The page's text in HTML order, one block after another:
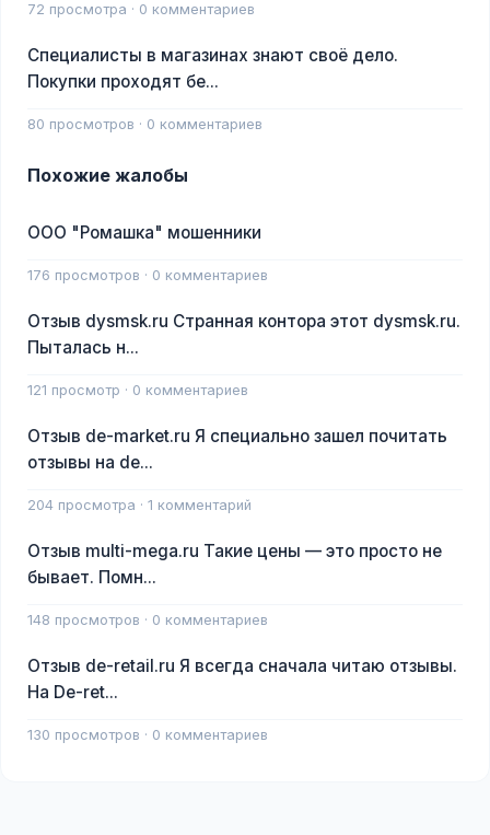
72 просмотра · 0 комментариев
Специалисты в магазинах знают своё дело.
Покупки проходят бе...
80 просмотров · 0 комментариев
Похожие жалобы
ООО "Ромашка" мошенники
176 просмотров · 0 комментариев
Отзыв dysmsk.ru Странная контора этот dysmsk.ru.
Пыталась н...
121 просмотр · 0 комментариев
Отзыв de-market.ru Я специально зашел почитать
отзывы на de...
204 просмотра · 1 комментарий
Отзыв multi-mega.ru Такие цены — это просто не
бывает. Помн...
148 просмотров · 0 комментариев
Отзыв de-retail.ru Я всегда сначала читаю отзывы.
На De-ret...
130 просмотров · 0 комментариев